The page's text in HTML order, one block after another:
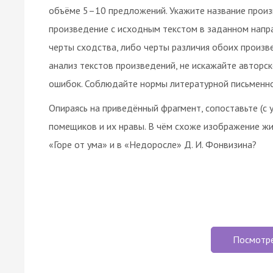
объёме 5–10 предложений. Укажите название
произведение с исходным текстом в заданном
черты сходства, либо черты различия обоих
анализ текстов произведений, не искажайте
ошибок. Соблюдайте нормы литературной
Опираясь на приведённый фрагмент, сопоставьте
помещиков и их нравы. В чём схоже изображение
«Горе от ума» и в «Недоросле» Д. И. Фонвизина?